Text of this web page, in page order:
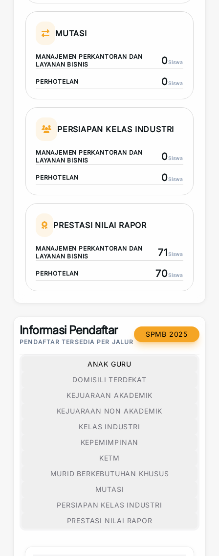
MUTASI
MANAJEMEN PERKANTORAN DAN
LAYANAN BISNIS
0Siswa
PERHOTELAN 0Siswa
PERSIAPAN KELAS INDUSTRI
MANAJEMEN PERKANTORAN DAN
LAYANAN BISNIS
0Siswa
PERHOTELAN 0Siswa
PRESTASI NILAI RAPOR
MANAJEMEN PERKANTORAN DAN
LAYANAN BISNIS
71Siswa
PERHOTELAN 70Siswa
Informasi Pendaftar
PENDAFTAR TERSEDIA PER JALUR
SPMB 2025
ANAK GURU
DOMISILI TERDEKAT
KEJUARAAN AKADEMIK
KEJUARAAN NON AKADEMIK
KELAS INDUSTRI
KEPEMIMPINAN
KETM
MURID BERKEBUTUHAN KHUSUS
MUTASI
PERSIAPAN KELAS INDUSTRI
PRESTASI NILAI RAPOR